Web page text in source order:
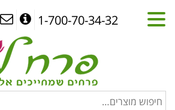
1-700-70-34-32